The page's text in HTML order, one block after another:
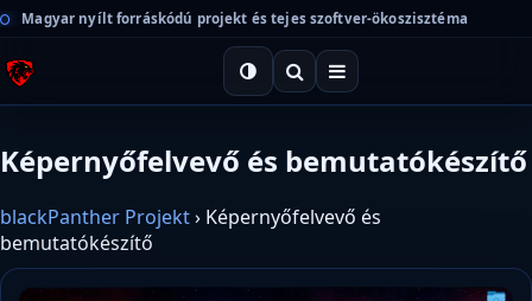
Magyar nyílt forráskódú projekt és tejes szoftver-ökoszisztéma
Képernyőfelvevő és bemutatókészítő
blackPanther Projekt› Képernyőfelvevő és
bemutatókészítő